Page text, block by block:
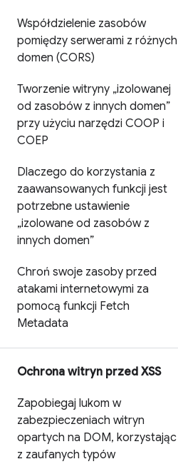
Współdzielenie zasobów
pomiędzy serwerami z różnych
domen (CORS)
Tworzenie witryny „izolowanej
od zasobów z innych domen”
przy użyciu narzędzi COOP i
COEP
Dlaczego do korzystania z
zaawansowanych funkcji jest
potrzebne ustawienie
„izolowane od zasobów z
innych domen”
Chroń swoje zasoby przed
atakami internetowymi za
pomocą funkcji Fetch
Metadata
Ochrona witryn przed XSS
Zapobiegaj lukom w
zabezpieczeniach witryn
opartych na DOM, korzystając
z zaufanych typów